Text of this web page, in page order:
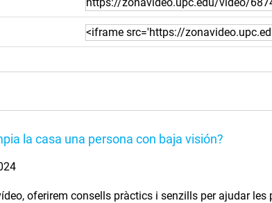
la casa una persona con baja visión?
oferirem consells pràctics i senzills per ajudar